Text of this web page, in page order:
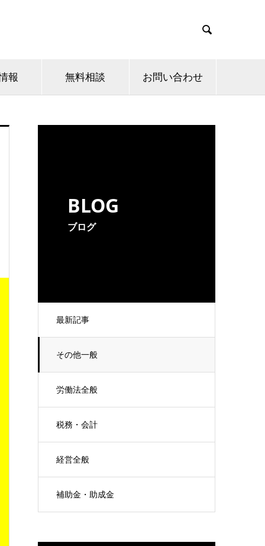

報 無料相談 お問い合わせ
BLOG
ブログ
最新記事
その他一般
労働法全般
税務・会計
経営全般
補助金・助成金